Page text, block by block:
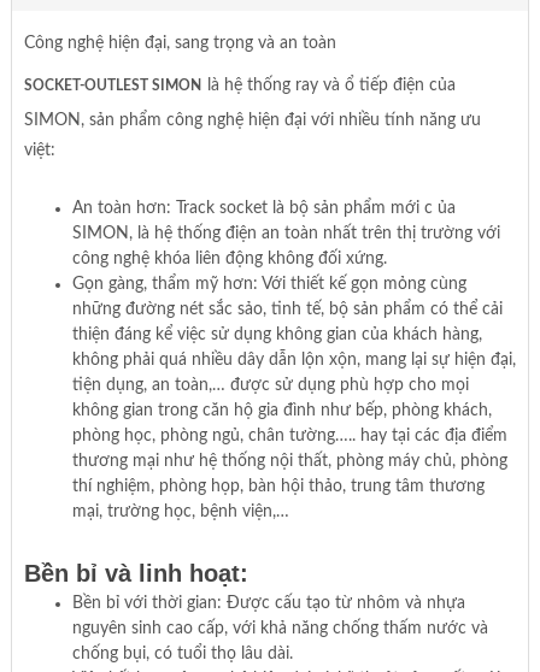
Công nghệ hiện đại, sang trọng và an toàn
SOCKET-OUTLEST SIMON là hệ thống ray và ổ tiếp điện của
SIMON, sản phẩm công nghệ hiện đại với nhiều tính năng ưu
việt:
An toàn hơn: Track socket là bộ sản phẩm mới c ủa
SIMON, là hệ thống điện an toàn nhất trên thị trường với
công nghệ khóa liên động không đối xứng.
Gọn gàng, thẩm mỹ hơn: Với thiết kế gọn mỏng cùng
những đường nét sắc sảo, tinh tế, bộ sản phẩm có thể cải
thiện đáng kể việc sử dụng không gian của khách hàng,
không phải quá nhiều dây dẫn lộn xộn, mang lại sự hiện đại,
tiện dụng, an toàn,… được sử dụng phù hợp cho mọi
không gian trong căn hộ gia đình như bếp, phòng khách,
phòng học, phòng ngủ, chân tường….. hay tại các địa điểm
thương mại như hệ thống nội thất, phòng máy chủ, phòng
thí nghiệm, phòng họp, bàn hội thảo, trung tâm thương
mại, trường học, bệnh viện,…
Bền bỉ và linh hoạt:
Bền bỉ với thời gian: Được cấu tạo từ nhôm và nhựa
nguyên sinh cao cấp, với khả năng chống thấm nước và
chống bụi, có tuổi thọ lâu dài.